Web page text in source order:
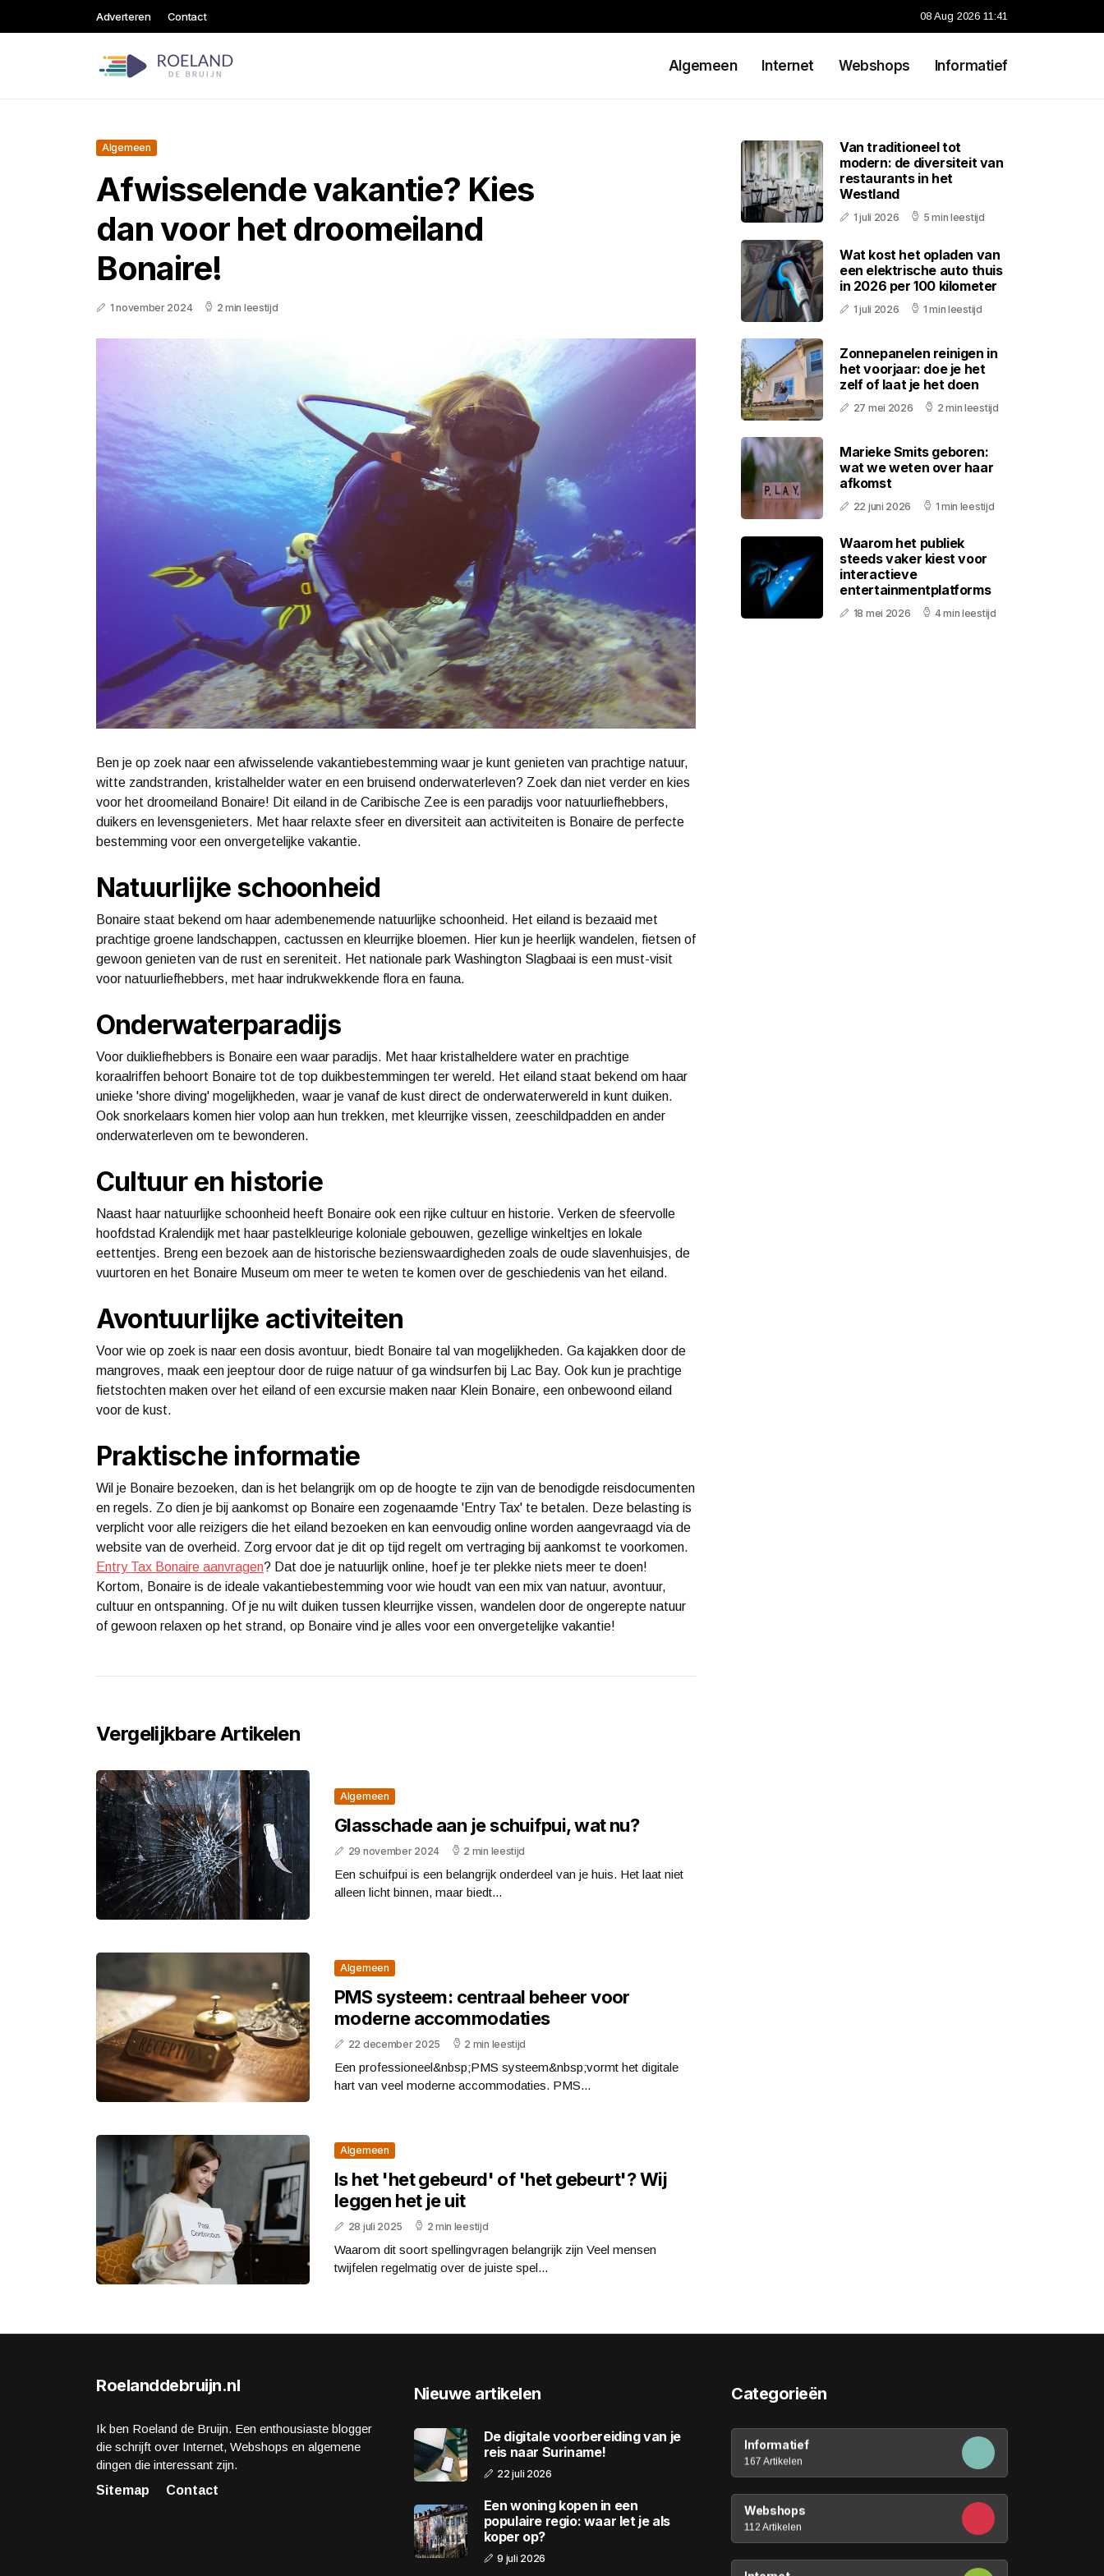
Adverteren Contact 08 Aug 2026 11:41
Algemeen Internet Webshops Informatief
Algemeen
Afwisselende vakantie? Kies
dan voor het droomeiland
Bonaire!
1 november 2024 2 min leestijd
Ben je op zoek naar een afwisselende vakantiebestemming waar je kunt genieten van prachtige natuur,
witte zandstranden, kristalhelder water en een bruisend onderwaterleven? Zoek dan niet verder en kies
voor het droomeiland Bonaire! Dit eiland in de Caribische Zee is een paradijs voor natuurliefhebbers,
duikers en levensgenieters. Met haar relaxte sfeer en diversiteit aan activiteiten is Bonaire de perfecte
bestemming voor een onvergetelijke vakantie.
Natuurlijke schoonheid
Bonaire staat bekend om haar adembenemende natuurlijke schoonheid. Het eiland is bezaaid met
prachtige groene landschappen, cactussen en kleurrijke bloemen. Hier kun je heerlijk wandelen, fietsen of
gewoon genieten van de rust en sereniteit. Het nationale park Washington Slagbaai is een must-visit
voor natuurliefhebbers, met haar indrukwekkende flora en fauna.
Onderwaterparadijs
Voor duikliefhebbers is Bonaire een waar paradijs. Met haar kristalheldere water en prachtige
koraalriffen behoort Bonaire tot de top duikbestemmingen ter wereld. Het eiland staat bekend om haar
unieke 'shore diving' mogelijkheden, waar je vanaf de kust direct de onderwaterwereld in kunt duiken.
Ook snorkelaars komen hier volop aan hun trekken, met kleurrijke vissen, zeeschildpadden en ander
onderwaterleven om te bewonderen.
Cultuur en historie
Naast haar natuurlijke schoonheid heeft Bonaire ook een rijke cultuur en historie. Verken de sfeervolle
hoofdstad Kralendijk met haar pastelkleurige koloniale gebouwen, gezellige winkeltjes en lokale
eettentjes. Breng een bezoek aan de historische bezienswaardigheden zoals de oude slavenhuisjes, de
vuurtoren en het Bonaire Museum om meer te weten te komen over de geschiedenis van het eiland.
Avontuurlijke activiteiten
Voor wie op zoek is naar een dosis avontuur, biedt Bonaire tal van mogelijkheden. Ga kajakken door de
mangroves, maak een jeeptour door de ruige natuur of ga windsurfen bij Lac Bay. Ook kun je prachtige
fietstochten maken over het eiland of een excursie maken naar Klein Bonaire, een onbewoond eiland
voor de kust.
Praktische informatie
Wil je Bonaire bezoeken, dan is het belangrijk om op de hoogte te zijn van de benodigde reisdocumenten
en regels. Zo dien je bij aankomst op Bonaire een zogenaamde 'Entry Tax' te betalen. Deze belasting is
verplicht voor alle reizigers die het eiland bezoeken en kan eenvoudig online worden aangevraagd via de
website van de overheid. Zorg ervoor dat je dit op tijd regelt om vertraging bij aankomst te voorkomen.
Entry Tax Bonaire aanvragen? Dat doe je natuurlijk online, hoef je ter plekke niets meer te doen!
Kortom, Bonaire is de ideale vakantiebestemming voor wie houdt van een mix van natuur, avontuur,
cultuur en ontspanning. Of je nu wilt duiken tussen kleurrijke vissen, wandelen door de ongerepte natuur
of gewoon relaxen op het strand, op Bonaire vind je alles voor een onvergetelijke vakantie!
Vergelijkbare Artikelen
Algemeen
Glasschade aan je schuifpui, wat nu?
29 november 2024 2 min leestijd
Een schuifpui is een belangrijk onderdeel van je huis. Het laat niet
alleen licht binnen, maar biedt...
Algemeen
PMS systeem: centraal beheer voor
moderne accommodaties
22 december 2025 2 min leestijd
Een professioneel&nbsp;PMS systeem&nbsp;vormt het digitale
hart van veel moderne accommodaties. PMS...
Algemeen
Is het 'het gebeurd' of 'het gebeurt'? Wij
leggen het je uit
28 juli 2025 2 min leestijd
Waarom dit soort spellingvragen belangrijk zijn Veel mensen
twijfelen regelmatig over de juiste spel...
Van traditioneel tot
modern: de diversiteit van
restaurants in het
Westland
1 juli 2026 5 min leestijd
Wat kost het opladen van
een elektrische auto thuis
in 2026 per 100 kilometer
1 juli 2026 1 min leestijd
Zonnepanelen reinigen in
het voorjaar: doe je het
zelf of laat je het doen
27 mei 2026 2 min leestijd
Marieke Smits geboren:
wat we weten over haar
afkomst
22 juni 2026 1 min leestijd
Waarom het publiek
steeds vaker kiest voor
interactieve
entertainmentplatforms
18 mei 2026 4 min leestijd
Roelanddebruijn.nl
Ik ben Roeland de Bruijn. Een enthousiaste blogger
die schrijft over Internet, Webshops en algemene
dingen die interessant zijn.
Sitemap
Contact
Nieuwe artikelen
De digitale voorbereiding van je
reis naar Suriname!
22 juli 2026
Een woning kopen in een
populaire regio: waar let je als
koper op?
9 juli 2026
Categorieën
Informatief
167 Artikelen
Webshops
112 Artikelen